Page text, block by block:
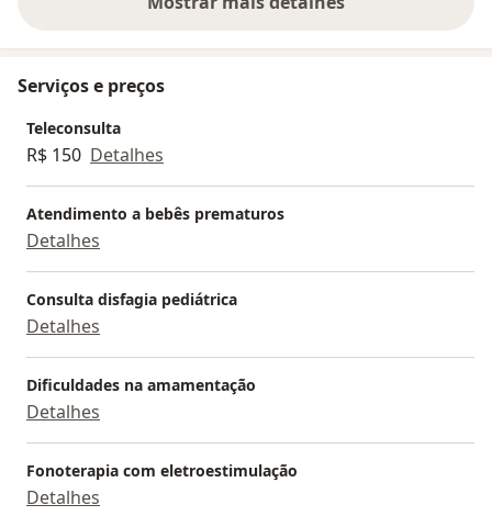
do tratamento, sempre que possível gosto de
sobre a experiência
Serviços e preços
Teleconsulta
R$ 150 Detalhes
Atendimento a bebês prematuros
Detalhes
Consulta disfagia pediátrica
Detalhes
Dificuldades na amamentação
Detalhes
Fonoterapia com eletroestimulação
Detalhes